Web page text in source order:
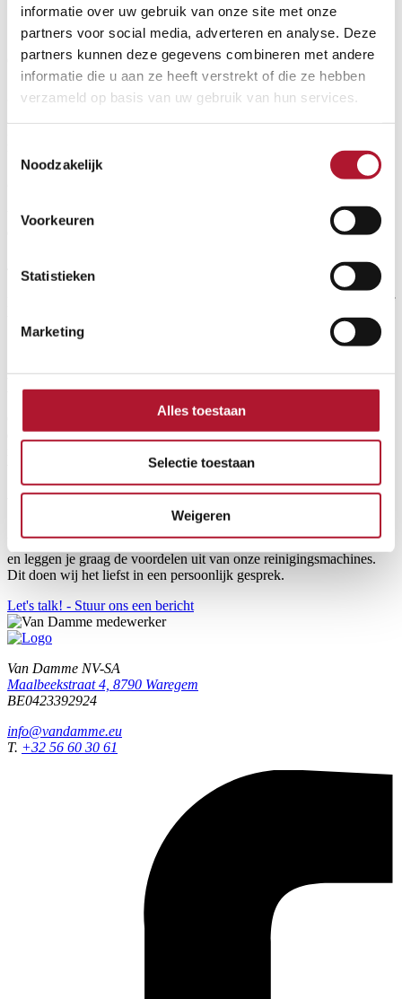
informatie over uw gebruik van onze site met onze
partners voor social media, adverteren en analyse. Deze
partners kunnen deze gegevens combineren met andere
informatie die u aan ze heeft verstrekt of die ze hebben
verzameld op basis van uw gebruik van hun services.
Noodzakelijk
Voorkeuren
Statistieken
Marketing
Alles toestaan
Selectie toestaan
Weigeren
1. Compatibiliteit met reinigingsmiddelen
Chemische bestendigheid is cruciaal voor een lange levensduur.
2. Druk en debiet
Van eenvoudige venturi‑injectie tot volledig regelbare
4. Onderhoudsgemak
professionele oplossingen
Onze zeepdoseersystemen combineren nauwkeurigheid,
duurzaamheid en gebruiksgemak. Perfect voor hogedrukreiniging,
volledige assortiment of vraag advies op maat voor uw installatie.
Wat kunnen we voor jou betekenen?
Wij denken graag met je mee voor een op maat gemaakte oplossing
en leggen je graag de voordelen uit van onze reinigingsmachines.
Dit doen wij het liefst in een persoonlijk gesprek.
Let's talk! - Stuur ons een bericht
Van Damme NV-SA
Maalbeekstraat 4, 8790 Waregem
BE0423392924
info@vandamme.eu
T. +32 56 60 30 61